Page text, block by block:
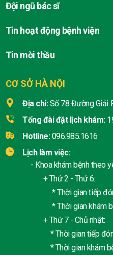
CƠ SỞ HÀ NỘI
Địa chỉ: Số 78 Đường Giải
Tổng đài đặt lịch khám:
Hotline: 096.985.1616
Lịch làm việc:
- Khoa khám bệnh theo
+ Thứ 2 - Thứ 6:
* Thời gian tiếp
* Thời gian khám
+ Thứ 7 - Chủ nhật:
* Thời gian tiếp
* Thời gian khám
Đội ngũ bác sĩ
Tin hoạt động bệnh viện
Tin mời thầu